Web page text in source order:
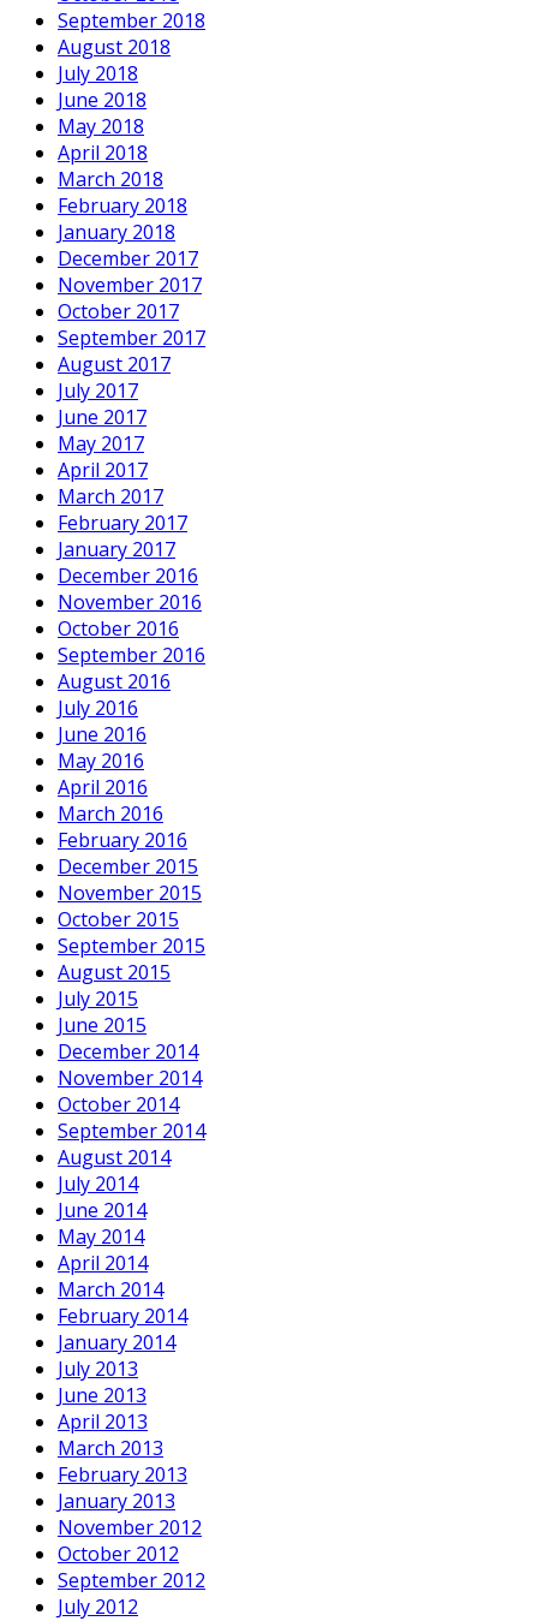
September 2018
August 2018
July 2018
June 2018
May 2018
April 2018
March 2018
February 2018
January 2018
December 2017
November 2017
October 2017
September 2017
August 2017
July 2017
June 2017
May 2017
April 2017
March 2017
February 2017
January 2017
December 2016
November 2016
October 2016
September 2016
August 2016
July 2016
June 2016
May 2016
April 2016
March 2016
February 2016
December 2015
November 2015
October 2015
September 2015
August 2015
July 2015
June 2015
December 2014
November 2014
October 2014
September 2014
August 2014
July 2014
June 2014
May 2014
April 2014
March 2014
February 2014
January 2014
July 2013
June 2013
April 2013
March 2013
February 2013
January 2013
November 2012
October 2012
September 2012
July 2012